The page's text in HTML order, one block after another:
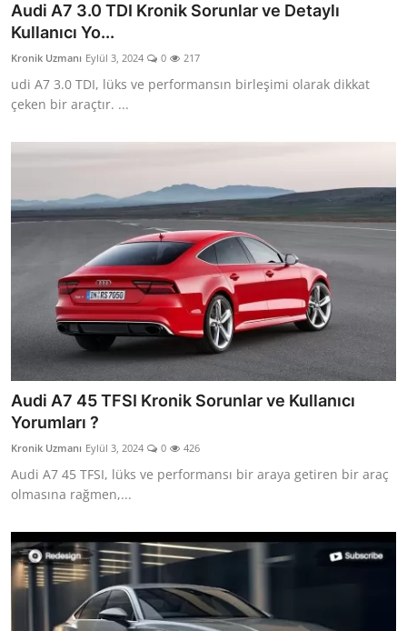
Audi A7 3.0 TDI Kronik Sorunlar ve Detaylı
Kullanıcı Yo...
Kronik Uzmanı Eylül 3, 2024 0 217
udi A7 3.0 TDI, lüks ve performansın birleşimi olarak dikkat
çeken bir araçtır. ...
Audi A7 45 TFSI Kronik Sorunlar ve Kullanıcı
Yorumları ?
Kronik Uzmanı Eylül 3, 2024 0 426
Audi A7 45 TFSI, lüks ve performansı bir araya getiren bir araç
olmasına rağmen,...